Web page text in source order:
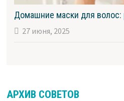
Домашние маски для волос:
27 июня, 2025
АРХИВ СОВЕТОВ